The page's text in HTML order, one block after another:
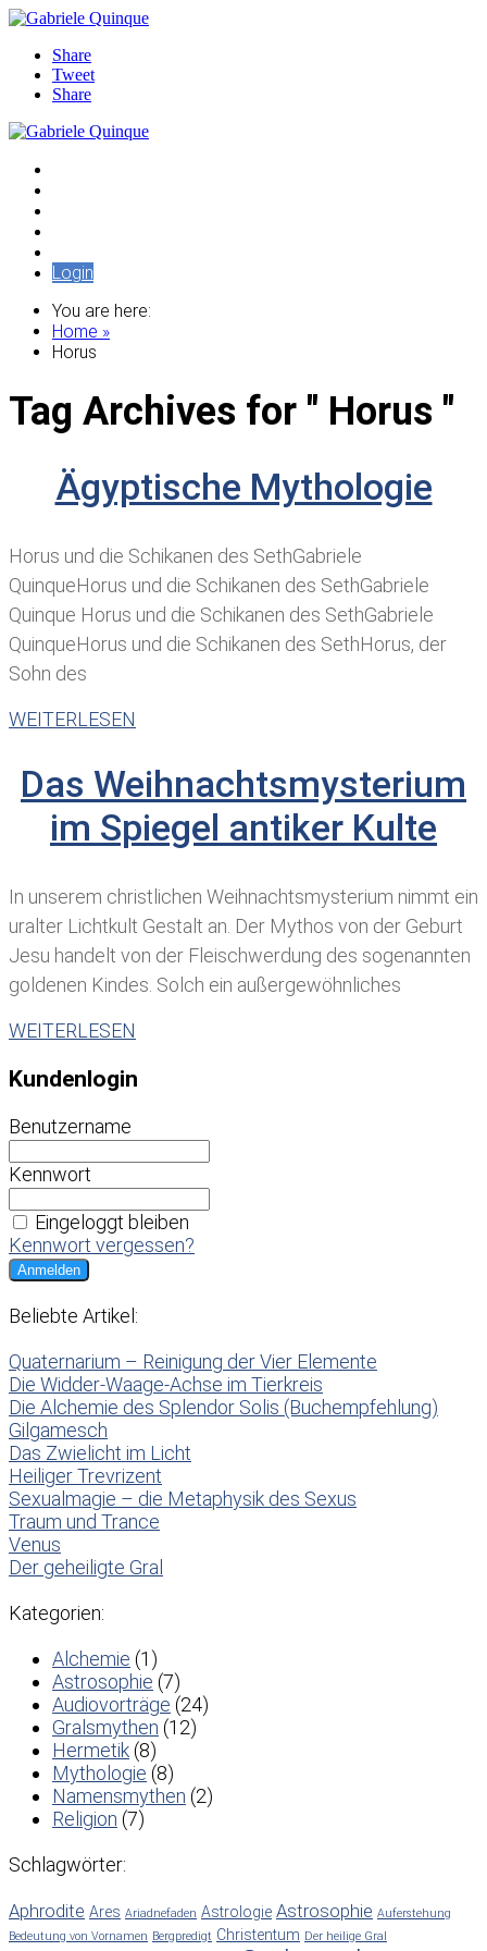
Share
Tweet
Share
Login
You are here:
Home »
Horus
Tag Archives for " Horus "
Ägyptische Mythologie
Horus und die Schikanen des SethGabriele
QuinqueHorus und die Schikanen des SethGabriele
Quinque Horus und die Schikanen des SethGabriele
QuinqueHorus und die Schikanen des SethHorus, der
Sohn des
WEITERLESEN
Das Weihnachtsmysterium
im Spiegel antiker Kulte
In unserem christlichen Weihnachtsmysterium nimmt ein
uralter Lichtkult Gestalt an. Der Mythos von der Geburt
Jesu handelt von der Fleischwerdung des sogenannten
goldenen Kindes. Solch ein außergewöhnliches
WEITERLESEN
Kundenlogin
Benutzername
Kennwort
Eingeloggt bleiben
Kennwort vergessen?
Beliebte Artikel:
Quaternarium – Reinigung der Vier Elemente
Die Widder-Waage-Achse im Tierkreis
Die Alchemie des Splendor Solis (Buchempfehlung)
Gilgamesch
Das Zwielicht im Licht
Heiliger Trevrizent
Sexualmagie – die Metaphysik des Sexus
Traum und Trance
Venus
Der geheiligte Gral
Kategorien:
Alchemie (1)
Astrosophie (7)
Audiovorträge (24)
Gralsmythen (12)
Hermetik (8)
Mythologie (8)
Namensmythen (2)
Religion (7)
Schlagwörter:
Aphrodite Ares Ariadnefaden Astrologie Astrosophie Auferstehung
Bedeutung von Vornamen Bergpredigt Christentum Der heilige Gral